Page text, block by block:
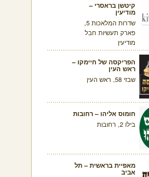
קיטשן בראסרי –
מודיעין
שדרות המלאכות 5,
פארק תעשיות חבל
מודיעין
הפריקסה של חיימקו –
ראש העין
שבזי 58, ראש העין
חומוס אליהו – רחובות
בילו 2, רחובות
מאפיית בראשית – תל
אביב